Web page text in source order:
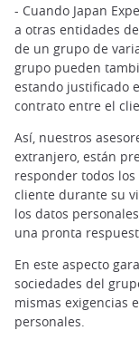
- Cuando Japan
a otras entidades
de un grupo de
grupo pueden
estando justificado
contrato entre el
Así, nuestros
extranjero, están
responder todos
cliente durante su
los datos
una pronta
En este aspecto
sociedades del
mismas exigencias
personales.